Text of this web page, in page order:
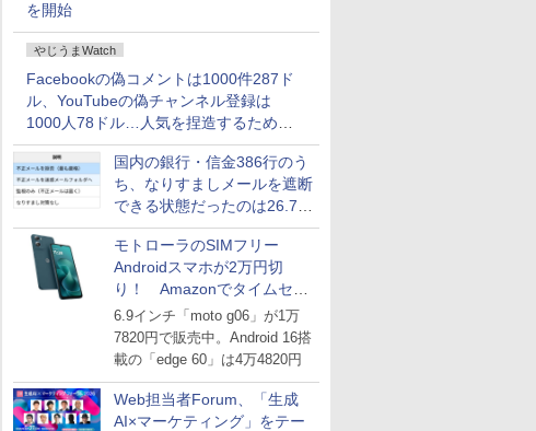
を開始
やじうまWatch
Facebookの偽コメントは1000件287ド
ル、YouTubeの偽チャンネル登録は
1000人78ドル…人気を捏造するための
価格リストが公開中
国内の銀行・信金386行のう
ち、なりすましメールを遮断
できる状態だったのは26.7％
にとどまる～GMOブランド
セキュリティ調査
モトローラのSIMフリー
Androidスマホが2万円切
り！ Amazonでタイムセー
ル
6.9インチ「moto g06」が1万
7820円で販売中。Android 16搭
載の「edge 60」は4万4820円
Web担当者Forum、「生成
AI×マーケティング」をテー